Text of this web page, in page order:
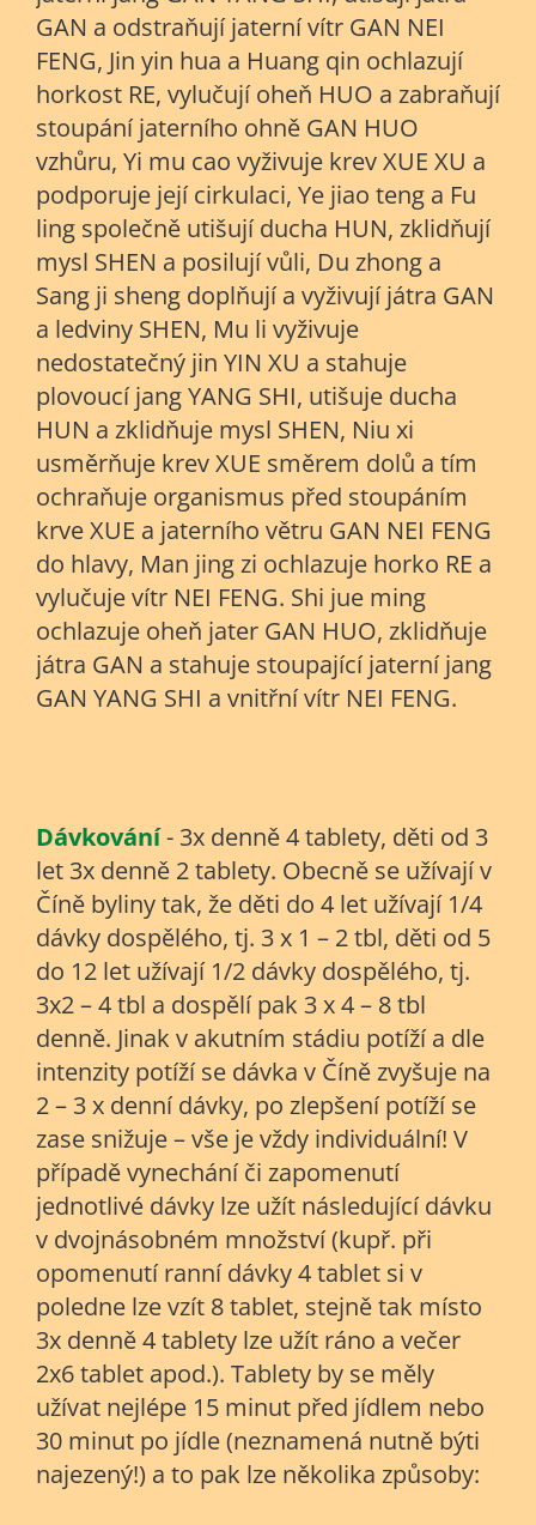
GAN a odstraňují jaterní vítr GAN NEI
FENG, Jin yin hua a Huang qin ochlazují
horkost RE, vylučují oheň HUO a zabraňují
stoupání jaterního ohně GAN HUO
vzhůru, Yi mu cao vyživuje krev XUE XU a
podporuje její cirkulaci, Ye jiao teng a Fu
ling společně utišují ducha HUN, zklidňují
mysl SHEN a posilují vůli, Du zhong a
Sang ji sheng doplňují a vyživují játra GAN
a ledviny SHEN, Mu li vyživuje
nedostatečný jin YIN XU a stahuje
plovoucí jang YANG SHI, utišuje ducha
HUN a zklidňuje mysl SHEN, Niu xi
usměrňuje krev XUE směrem dolů a tím
ochraňuje organismus před stoupáním
krve XUE a jaterního větru GAN NEI FENG
do hlavy, Man jing zi ochlazuje horko RE a
vylučuje vítr NEI FENG. Shi jue ming
ochlazuje oheň jater GAN HUO, zklidňuje
játra GAN a stahuje stoupající jaterní jang
GAN YANG SHI a vnitřní vítr NEI FENG.
Dávkování- 3x denně 4 tablety, děti od 3
let 3x denně 2 tablety. Obecně se užívají v
Číně byliny tak, že děti do 4 let užívají 1/4
dávky dospělého, tj. 3 x 1 – 2 tbl, děti od 5
do 12 let užívají 1/2 dávky dospělého, tj.
3x2 – 4 tbl a dospělí pak 3 x 4 – 8 tbl
denně. Jinak v akutním stádiu potíží a dle
intenzity potíží se dávka v Číně zvyšuje na
2 – 3 x denní dávky, po zlepšení potíží se
zase snižuje – vše je vždy individuální! V
případě vynechání či zapomenutí
jednotlivé dávky lze užít následující dávku
v dvojnásobném množství (kupř. při
opomenutí ranní dávky 4 tablet si v
poledne lze vzít 8 tablet, stejně tak místo
3x denně 4 tablety lze užít ráno a večer
2x6 tablet apod.). Tablety by se měly
užívat nejlépe 15 minut před jídlem nebo
30 minut po jídle (neznamená nutně býti
najezený!) a to pak lze několika způsoby: